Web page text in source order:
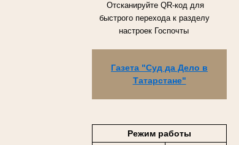
Отсканируйте QR-код для
быстрого перехода к разделу
настроек Госпочты
Газета "Суд да Дело в
Татарстане"
Режим работы